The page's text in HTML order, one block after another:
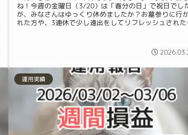
ね！今週の金曜日（3/20）は「春分の日」で祝日でし
が、みなさんはゆっくり休めましたか？お墓参りに行
れた方や、3連休で少し遠出をしてリフレッシュされた
運用実績